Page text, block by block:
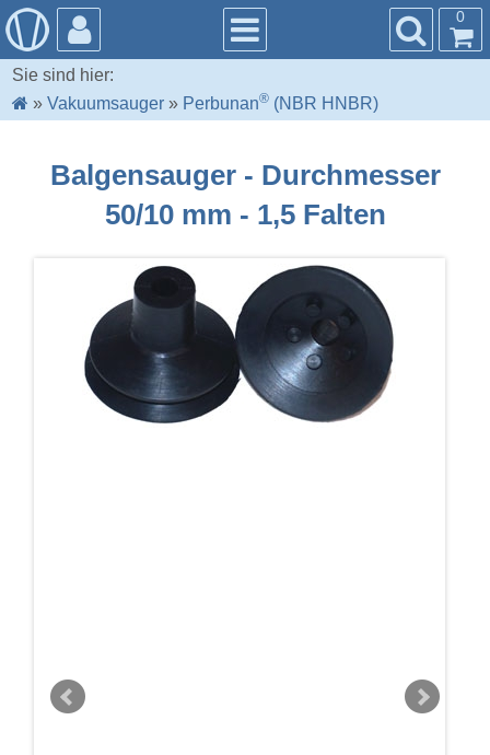
0
Sie sind hier:
»Vakuumsauger » Perbunan® (NBR HNBR)
Balgensauger - Durchmesser
50/10 mm - 1,5 Falten